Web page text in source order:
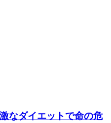
なダイエットで命の危